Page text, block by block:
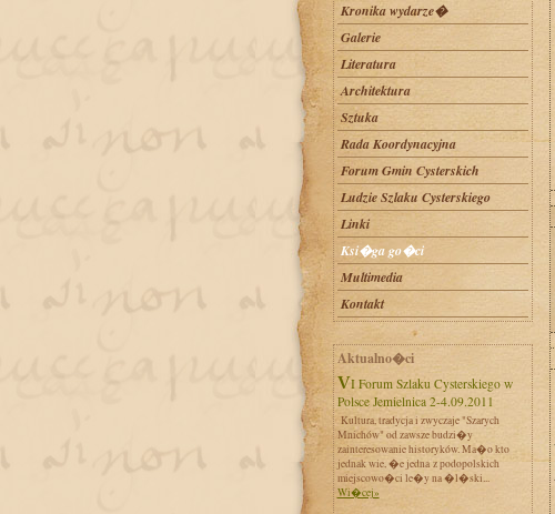
Kronika wydarze�
Galerie
Literatura
Architektura
Sztuka
Rada Koordynacyjna
Forum Gmin Cysterskich
Ludzie Szlaku Cysterskiego
Linki
Ksi�ga go�ci
Multimedia
Kontakt
Aktualno�ci
VI Forum Szlaku Cysterskiego w
Polsce Jemielnica 2-4.09.2011
Kultura, tradycja i zwyczaje "Szarych
Mnichów" od zawsze budzi�y
zainteresowanie historyków. Ma�o kto
jednak wie, �e jedna z podopolskich
miejscowo�ci le�y na �l�ski...
Wi�cej»